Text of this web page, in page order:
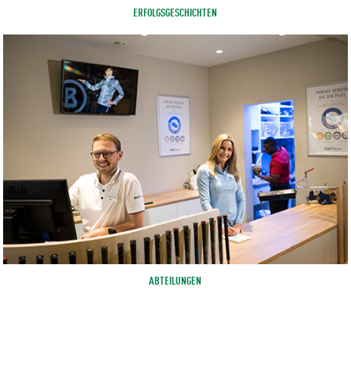
ERFOLGSGESCHICHTEN
ABTEILUNGEN